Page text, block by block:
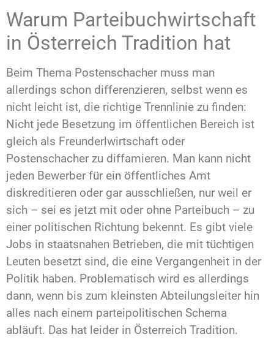
Warum Parteibuchwirtschaft
in Österreich Tradition hat
Beim Thema Postenschacher muss man
allerdings schon differenzieren, selbst wenn es
nicht leicht ist, die richtige Trennlinie zu finden:
Nicht jede Besetzung im öffentlichen Bereich ist
gleich als Freunderlwirtschaft oder
Postenschacher zu diffamieren. Man kann nicht
jeden Bewerber für ein öffentliches Amt
diskreditieren oder gar ausschließen, nur weil er
sich – sei es jetzt mit oder ohne Parteibuch – zu
einer politischen Richtung bekennt. Es gibt viele
Jobs in staatsnahen Betrieben, die mit tüchtigen
Leuten besetzt sind, die eine Vergangenheit in der
Politik haben. Problematisch wird es allerdings
dann, wenn bis zum kleinsten Abteilungsleiter hin
alles nach einem parteipolitischen Schema
abläuft. Das hat leider in Österreich Tradition.